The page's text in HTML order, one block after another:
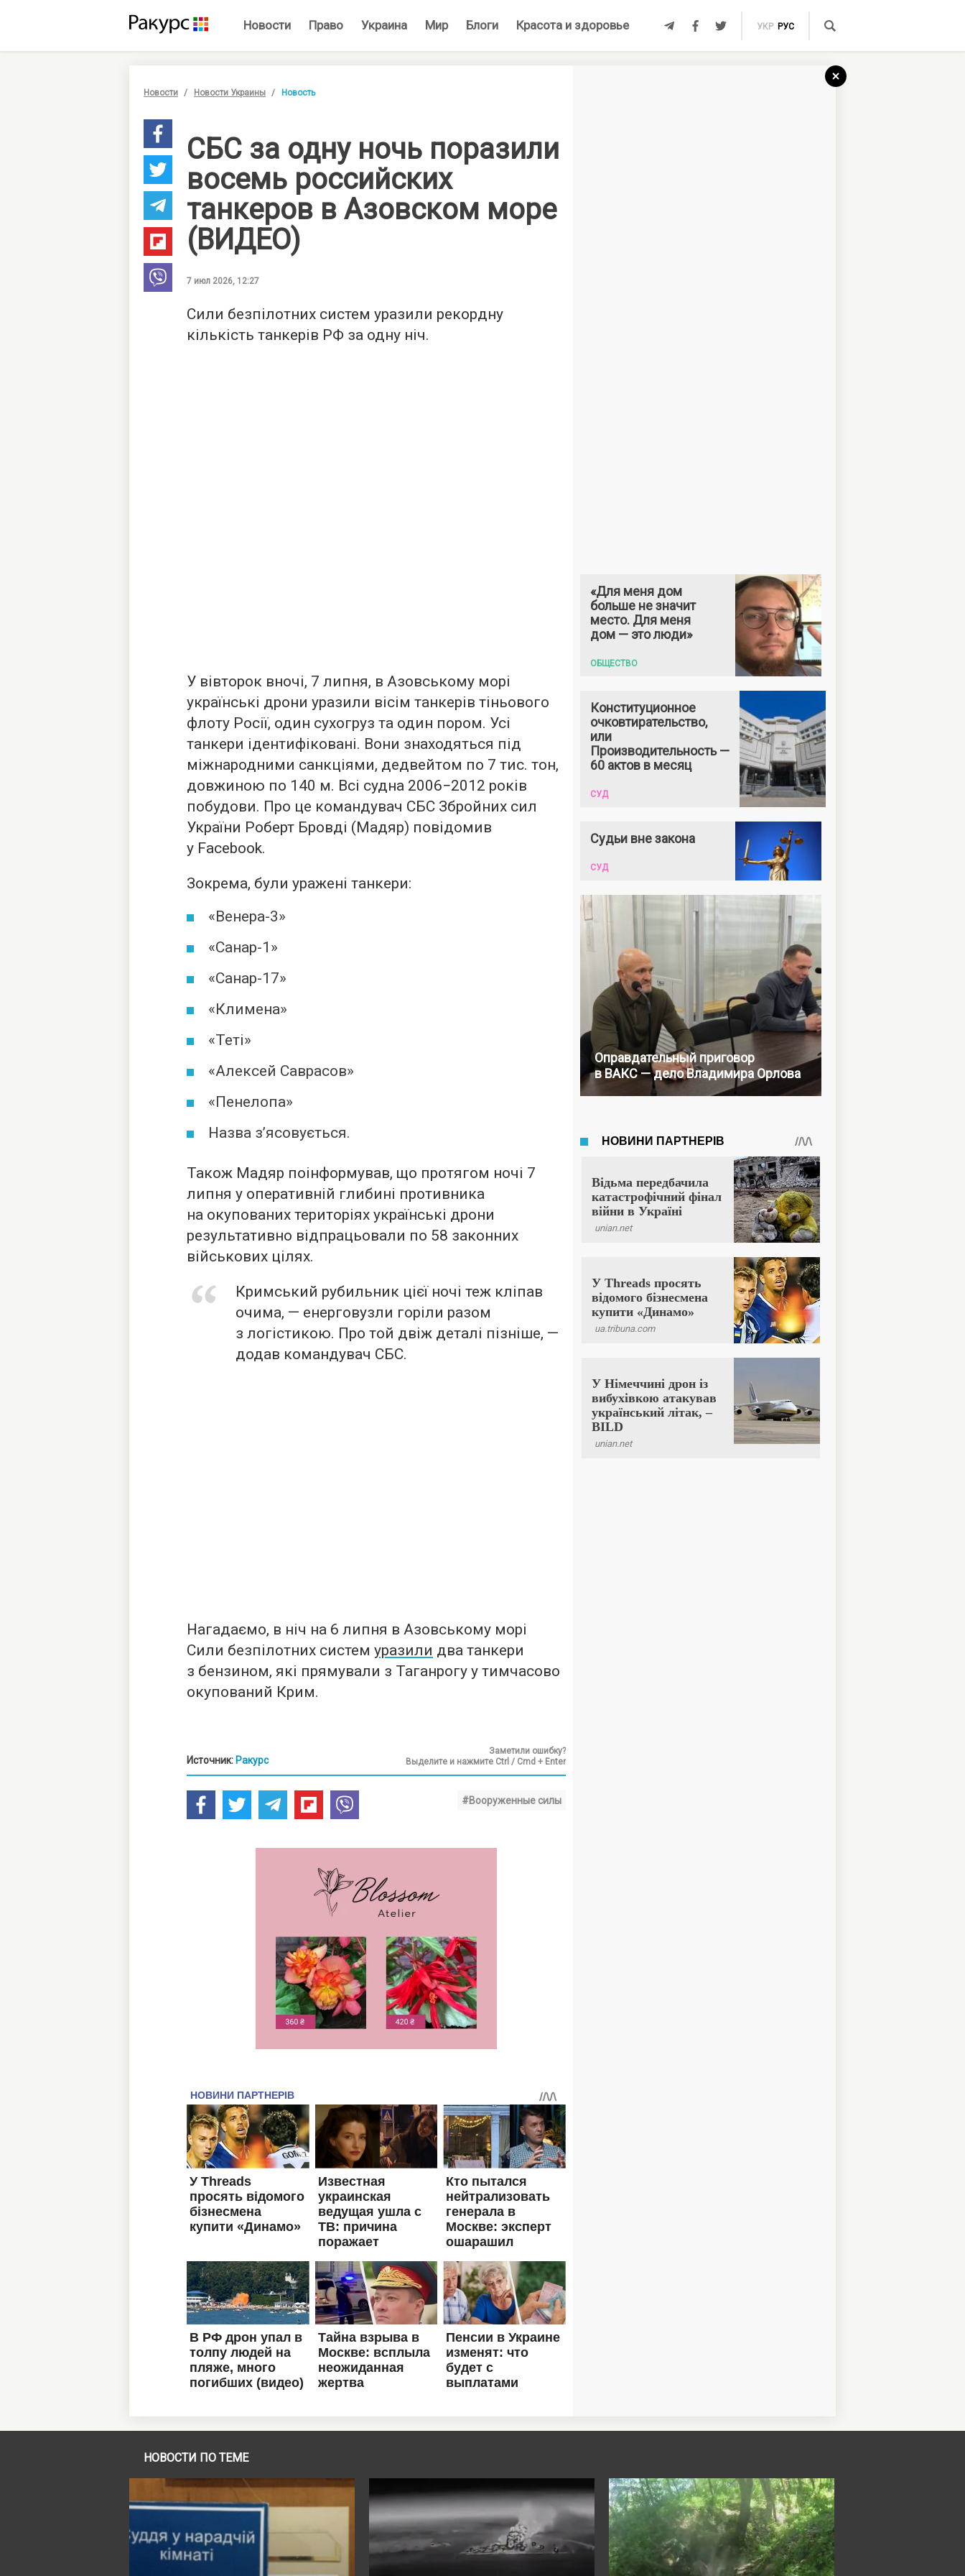
Новости Право Украина Мир Блоги Красота и здоровье УКР РУС
Новости Новости Украины Новость
СБС за одну ночь поразили
восемь российских
танкеров в Азовском море
(ВИДЕО)
7 июл 2026, 12:27
Сили безпілотних систем уразили рекордну
кількість танкерів РФ за одну ніч.
У вівторок вночі, 7 липня, в Азовському морі
українські дрони уразили вісім танкерів тіньового
флоту Росії, один сухогруз та один пором. Усі
танкери ідентифіковані. Вони знаходяться під
міжнародними санкціями, дедвейтом по 7 тис. тон,
довжиною по 140 м. Всі судна 2006−2012 років
побудови. Про це командувач СБС Збройних сил
України Роберт Бровді (Мадяр) повідомив
у Facebook.
Зокрема, були уражені танкери:
«Венера-3»
«Санар-1»
«Санар-17»
«Климена»
«Теті»
«Алексей Саврасов»
«Пенелопа»
Назва з’ясовується.
Також Мадяр поінформував, що протягом ночі 7
липня у оперативній глибині противника
на окупованих територіях українські дрони
результативно відпрацьовали по 58 законних
військових цілях.
Кримський рубильник цієї ночі теж кліпав
очима, — енерговузли горіли разом
з логістикою. Про той двіж деталі пізніше, —
додав командувач СБС.
Нагадаємо, в ніч на 6 липня в Азовському морі
Сили безпілотних систем уразили два танкери
з бензином, які прямували з Таганрогу у тимчасово
окупований Крим.
Источник: Ракурс
Заметили ошибку?
Выделите и нажмите Ctrl / Cmd + Enter
#Вооруженные силы
«Для меня дом
больше не значит
место. Для меня
дом — это люди»
ОБЩЕСТВО
Конституционное
очковтирательство,
или
Производительность —
60 актов в месяц
СУД
Судьи вне закона
СУД
Оправдательный приговор
в ВАКС — дело Владимира Орлова
НОВОСТИ ПО ТЕМЕ